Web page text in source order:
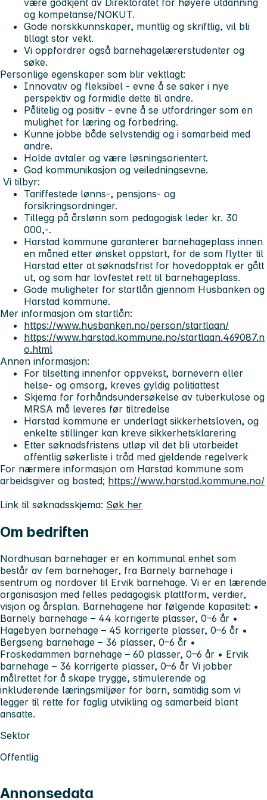
og kompetanse/NOKUT.
Gode norskkunnskaper, muntlig og skriftlig, vil bli
tillagt stor vekt.
Vi oppfordrer også barnehagelærerstudenter og
søke.
Personlige egenskaper som blir vektlagt:
Innovativ og fleksibel - evne å se saker i nye
perspektiv og formidle dette til andre.
Pålitelig og positiv - evne å se utfordringer som en
mulighet for læring og forbedring.
Kunne jobbe både selvstendig og i samarbeid med
andre.
Holde avtaler og være løsningsorientert.
God kommunikasjon og veiledningsevne.
Vi tilbyr:
Tariffestede lønns-, pensjons- og
forsikringsordninger.
Tillegg på årslønn som pedagogisk leder kr. 30
000,-.
Harstad kommune garanterer barnehageplass innen
en måned etter ønsket oppstart, for de som flytter til
Harstad etter at søknadsfrist for hovedopptak er gått
ut, og som har lovfestet rett til barnehageplass.
Gode muligheter for startlån gjennom Husbanken og
Harstad kommune.
Mer informasjon om startlån:
https://www.husbanken.no/person/startlaan/
https://www.harstad.kommune.no/startlaan.469087.n
o.html
Annen informasjon:
For tilsetting innenfor oppvekst, barnevern eller
helse- og omsorg, kreves gyldig politiattest
Skjema for forhåndsundersøkelse av tuberkulose og
MRSA må leveres før tiltredelse
Harstad kommune er underlagt sikkerhetsloven, og
enkelte stillinger kan kreve sikkerhetsklarering
Etter søknadsfristens utløp vil det bli utarbeidet
offentlig søkerliste i tråd med gjeldende regelverk
For nærmere informasjon om Harstad kommune som
arbeidsgiver og bosted; https://www.harstad.kommune.no/
Link til søknadsskjema: Søk her
Om bedriften
Nordhusan barnehager er en kommunal enhet som
består av fem barnehager, fra Barnely barnehage i
sentrum og nordover til Ervik barnehage. Vi er en lærende
organisasjon med felles pedagogisk plattform, verdier,
visjon og årsplan. Barnehagene har følgende kapasitet: •
Barnely barnehage – 44 korrigerte plasser, 0–6 år •
Hagebyen barnehage – 45 korrigerte plasser, 0–6 år •
Bergseng barnehage – 36 plasser, 0–6 år •
Froskedammen barnehage – 60 plasser, 0–6 år • Ervik
barnehage – 36 korrigerte plasser, 0–6 år Vi jobber
målrettet for å skape trygge, stimulerende og
inkluderende læringsmiljøer for barn, samtidig som vi
legger til rette for faglig utvikling og samarbeid blant
ansatte.
Sektor
Offentlig
Annonsedata